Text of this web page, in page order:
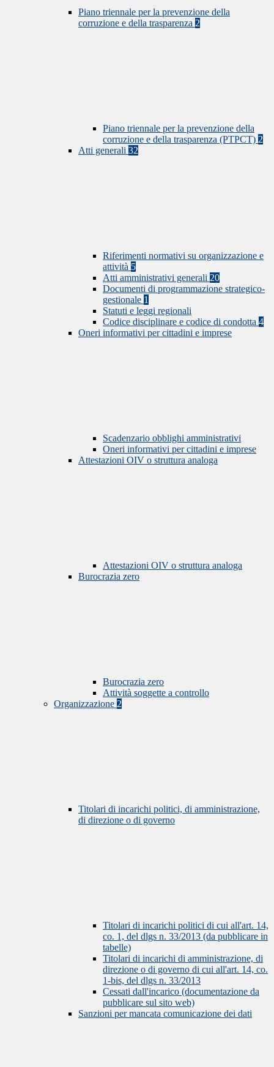
Piano triennale per la prevenzione della
corruzione e della trasparenza 2
Piano triennale per la prevenzione della
corruzione e della trasparenza (PTPCT) 2
Atti generali 32
Riferimenti normativi su organizzazione e
attività 5
Atti amministrativi generali 20
Documenti di programmazione strategico-
gestionale 1
Statuti e leggi regionali
Codice disciplinare e codice di condotta 4
Oneri informativi per cittadini e imprese
Scadenzario obblighi amministrativi
Oneri informativi per cittadini e imprese
Attestazioni OIV o struttura analoga
Attestazioni OIV o struttura analoga
Burocrazia zero
Burocrazia zero
Attività soggette a controllo
Organizzazione 2
Titolari di incarichi politici, di amministrazione,
di direzione o di governo
Titolari di incarichi politici di cui all'art. 14,
co. 1, del dlgs n. 33/2013 (da pubblicare in
tabelle)
Titolari di incarichi di amministrazione, di
direzione o di governo di cui all'art. 14, co.
1-bis, del dlgs n. 33/2013
Cessati dall'incarico (documentazione da
pubblicare sul sito web)
Sanzioni per mancata comunicazione dei dati